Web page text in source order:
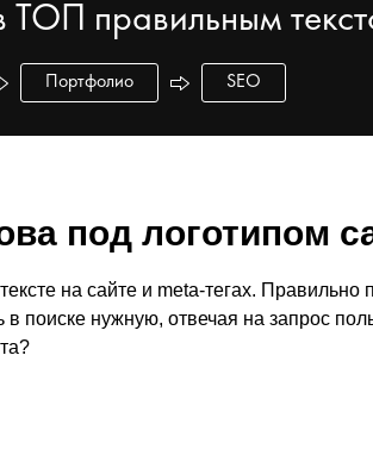
ТОП правильным
Портфолио SEO
под логотипом
на сайте и meta-тегах.
поиске нужную, отвечая на запрос